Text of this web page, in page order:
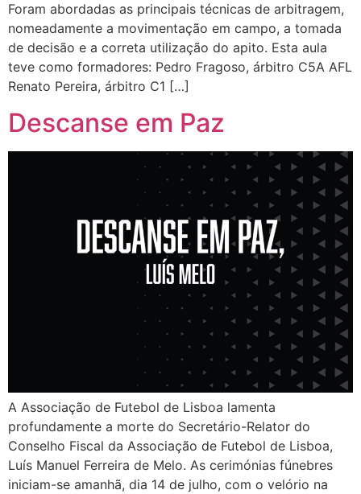
Foram abordadas as principais técnicas de arbitragem,
nomeadamente a movimentação em campo, a tomada
de decisão e a correta utilização do apito. Esta aula
teve como formadores: Pedro Fragoso, árbitro C5A AFL
Renato Pereira, árbitro C1 […]
Descanse em Paz
A Associação de Futebol de Lisboa lamenta
profundamente a morte do Secretário-Relator do
Conselho Fiscal da Associação de Futebol de Lisboa,
Luís Manuel Ferreira de Melo. As cerimónias fúnebres
iniciam-se amanhã, dia 14 de julho, com o velório na